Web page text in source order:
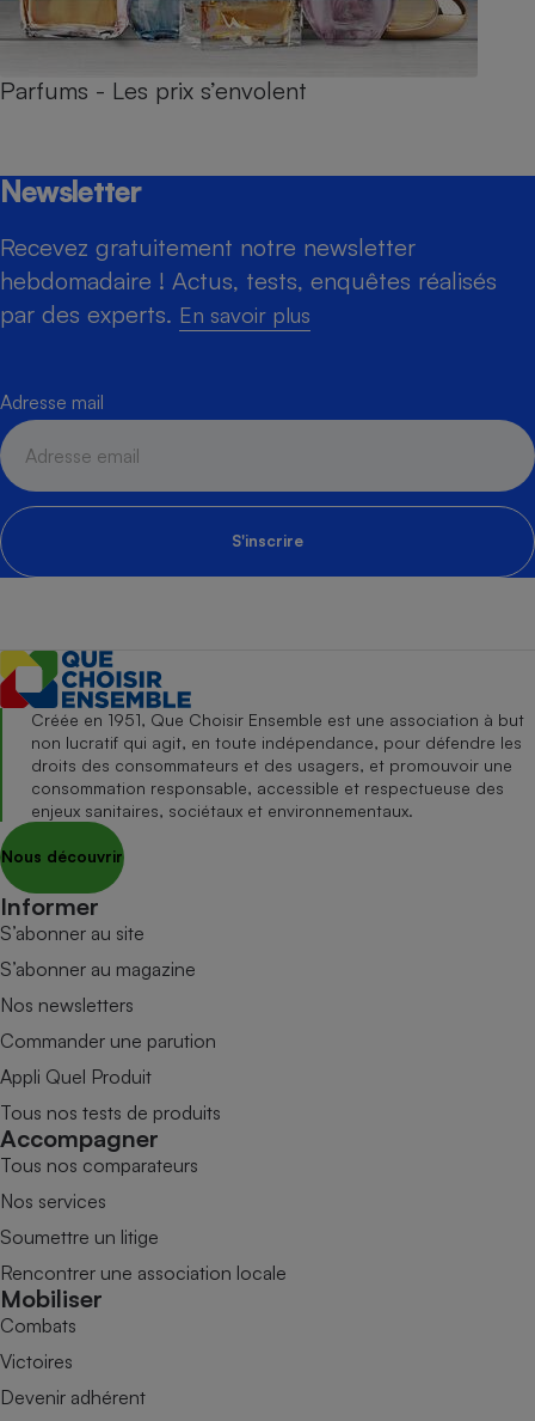
Parfums - Les prix s’envolent
Newsletter
Recevez gratuitement notre newsletter
hebdomadaire ! Actus, tests, enquêtes réalisés
par des experts. En savoir plus
Adresse mail
S'inscrire
Créée en 1951, Que Choisir Ensemble est une association à but
non lucratif qui agit, en toute indépendance, pour défendre les
droits des consommateurs et des usagers, et promouvoir une
consommation responsable, accessible et respectueuse des
enjeux sanitaires, sociétaux et environnementaux.
Nous découvrir
Informer
S’abonner au site
S’abonner au magazine
Nos newsletters
Commander une parution
Appli Quel Produit
Tous nos tests de produits
Accompagner
Tous nos comparateurs
Nos services
Soumettre un litige
Rencontrer une association locale
Mobiliser
Combats
Victoires
Devenir adhérent